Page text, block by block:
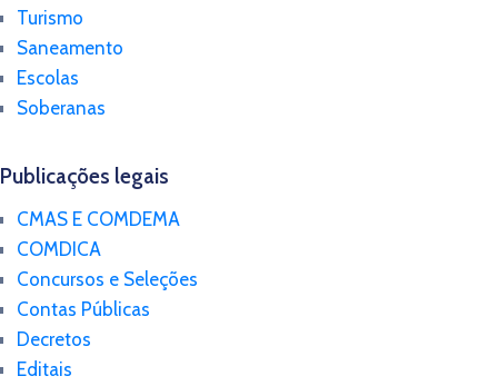
Turismo
Saneamento
Escolas
Soberanas
Publicações legais
CMAS E COMDEMA
COMDICA
Concursos e Seleções
Contas Públicas
Decretos
Editais